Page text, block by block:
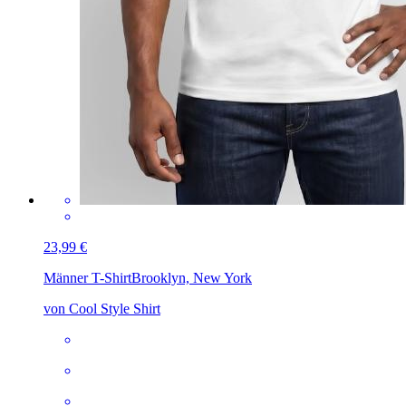
23,99 €
Männer T-ShirtBrooklyn, New York
von Cool Style Shirt